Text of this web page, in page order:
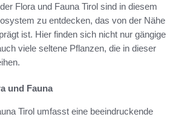
Flora und Fauna Tirol sind in diesem
zu entdecken, das von der Nähe
ist. Hier finden sich nicht nur gängige
viele seltene Pflanzen, die in dieser
und Fauna
Tirol umfasst eine beeindruckende